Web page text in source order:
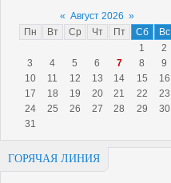
« Август 2026 »
Пн
Вт Ср Чт Пт Сб
Вс
1
2
3
4 5 6 7 8
9
10
11 12 13 14 15
16
17
18 19 20 21 22
23
24
25 26 27 28 29
30
31
ГОРЯЧАЯ ЛИНИЯ